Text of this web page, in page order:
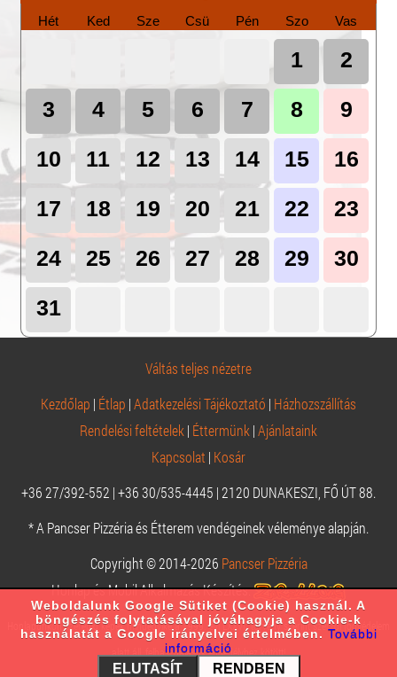
Hét Ked Sze Csü Pén Szo Vas
1
2
3
4 5 6 7 8
9
10
11 12 13 14 15
16
17
18 19 20 21 22
23
24
25 26 27 28 29
30
31
Váltás teljes nézetre
Kezdőlap | Étlap |Adatkezelési Tájékoztató | Házhozszállítás
Rendelési feltételek | Éttermünk |Ajánlataink
Kapcsolat | Kosár
+36 27/392-552 | +36 30/535-4445 | 2120 DUNAKESZI, FŐ ÚT 88.
* A Pancser Pizzéria és Étterem vendégeinek véleménye alapján.
Copyright © 2014-2026 Pancser Pizzéria
Honlap és Mobil Alkalmazás Készítés:
Honlapunkon szereplő képek mindegyike a 1999. évi LXXVI. törvény szerint szerzői jogvédelem
alatt áll, felhasználásuk engedélyhez kötött!
Weboldalunk Google Sütiket (Cookie) használ. A
böngészés folytatásával jóváhagyja a Cookie-k
használatát a Google irányelvei értelmében. További
információ
ELUTASÍT RENDBEN